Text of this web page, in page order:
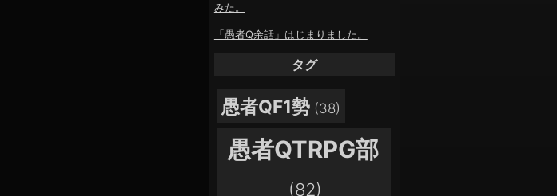
みた。
「愚者Q余話」はじまりました。
タグ
愚者QF1勢 (38)
愚者QTRPG部
(82)